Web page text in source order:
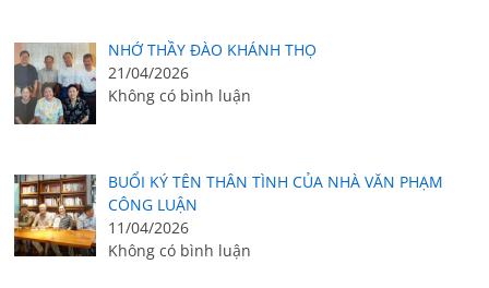
NHỚ THẦY ĐÀO KHÁNH THỌ
21/04/2026
Không có bình luận
BUỔI KÝ TÊN THÂN TÌNH CỦA NHÀ VĂN PHẠM
CÔNG LUẬN
11/04/2026
Không có bình luận